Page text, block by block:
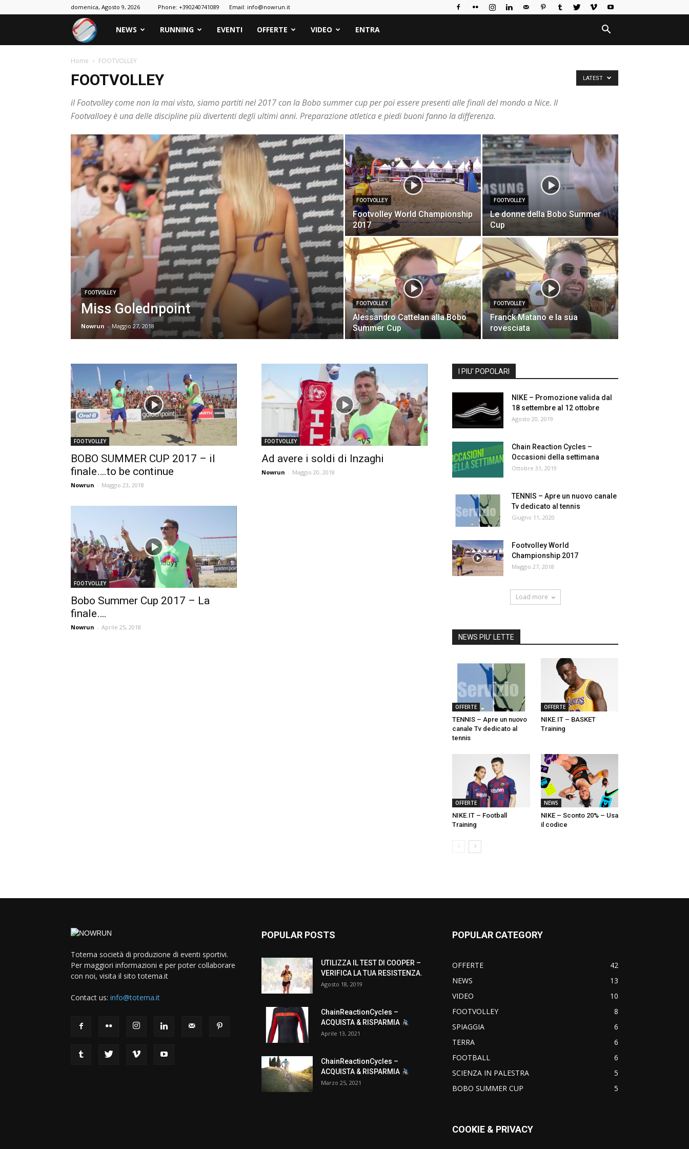
domenica, Agosto 9, 2026 Phone: +390240741089 Email: info@nowrun.it
Nowrun
NEWS RUNNING EVENTI OFFERTE VIDEO ENTRA
Home FOOTVOLLEY
FOOTVOLLEY
il Footvolley come non la mai visto, siamo partiti nel 2017 con la Bobo summer cup per poi essere presenti alle finali del mondo a Nice. Il
Footvalloey è una delle discipline più divertenti degli ultimi anni. Preparazione atletica e piedi buoni fanno la differenza.
LATEST
FOOTVOLLEY
Miss Golednpoint
Nowrun - Maggio 27, 2018
FOOTVOLLEY
Footvolley World Championship
2017
FOOTVOLLEY
Le donne della Bobo Summer
Cup
FOOTVOLLEY
Alessandro Cattelan alla Bobo
Summer Cup
FOOTVOLLEY
Franck Matano e la sua
rovesciata
FOOTVOLLEY
BOBO SUMMER CUP 2017 – il
finale….to be continue
Nowrun - Maggio 23, 2018
FOOTVOLLEY
Ad avere i soldi di Inzaghi
Nowrun - Maggio 20, 2018
FOOTVOLLEY
Bobo Summer Cup 2017 – La
finale….
Nowrun - Aprile 25, 2018
I PIU' POPOLARI
NIKE – Promozione valida dal
18 settembre al 12 ottobre
Agosto 20, 2019
Chain Reaction Cycles –
Occasioni della settimana
Ottobre 31, 2019
TENNIS – Apre un nuovo canale
Tv dedicato al tennis
Giugno 11, 2020
Footvolley World
Championship 2017
Maggio 27, 2018
Load more
NEWS PIU' LETTE
OFFERTE
TENNIS – Apre un nuovo
canale Tv dedicato al
tennis
OFFERTE
NIKE.IT – BASKET
Training
OFFERTE
NIKE.IT – Football
Training
NEWS
NIKE – Sconto 20% – Usa
il codice
Totema società di produzione di eventi sportivi.
Per maggiori informazioni e per poter collaborare
con noi, visita il sito totema.it
Contact us: info@totema.it
POPULAR POSTS
UTILIZZA IL TEST DI COOPER –
VERIFICA LA TUA RESISTENZA.
Agosto 18, 2019
ChainReactionCycles –
ACQUISTA & RISPARMIA
Aprile 13, 2021
ChainReactionCycles –
ACQUISTA & RISPARMIA
Marzo 25, 2021
POPULAR CATEGORY
OFFERTE
42
NEWS
13
VIDEO
10
FOOTVOLLEY
8
SPIAGGIA
6
TERRA
6
FOOTBALL
6
SCIENZA IN PALESTRA
5
BOBO SUMMER CUP
5
COOKIE & PRIVACY